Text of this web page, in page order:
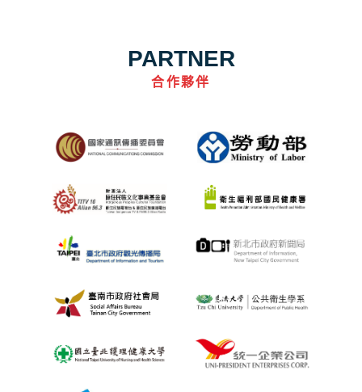
PARTNER
合作夥伴